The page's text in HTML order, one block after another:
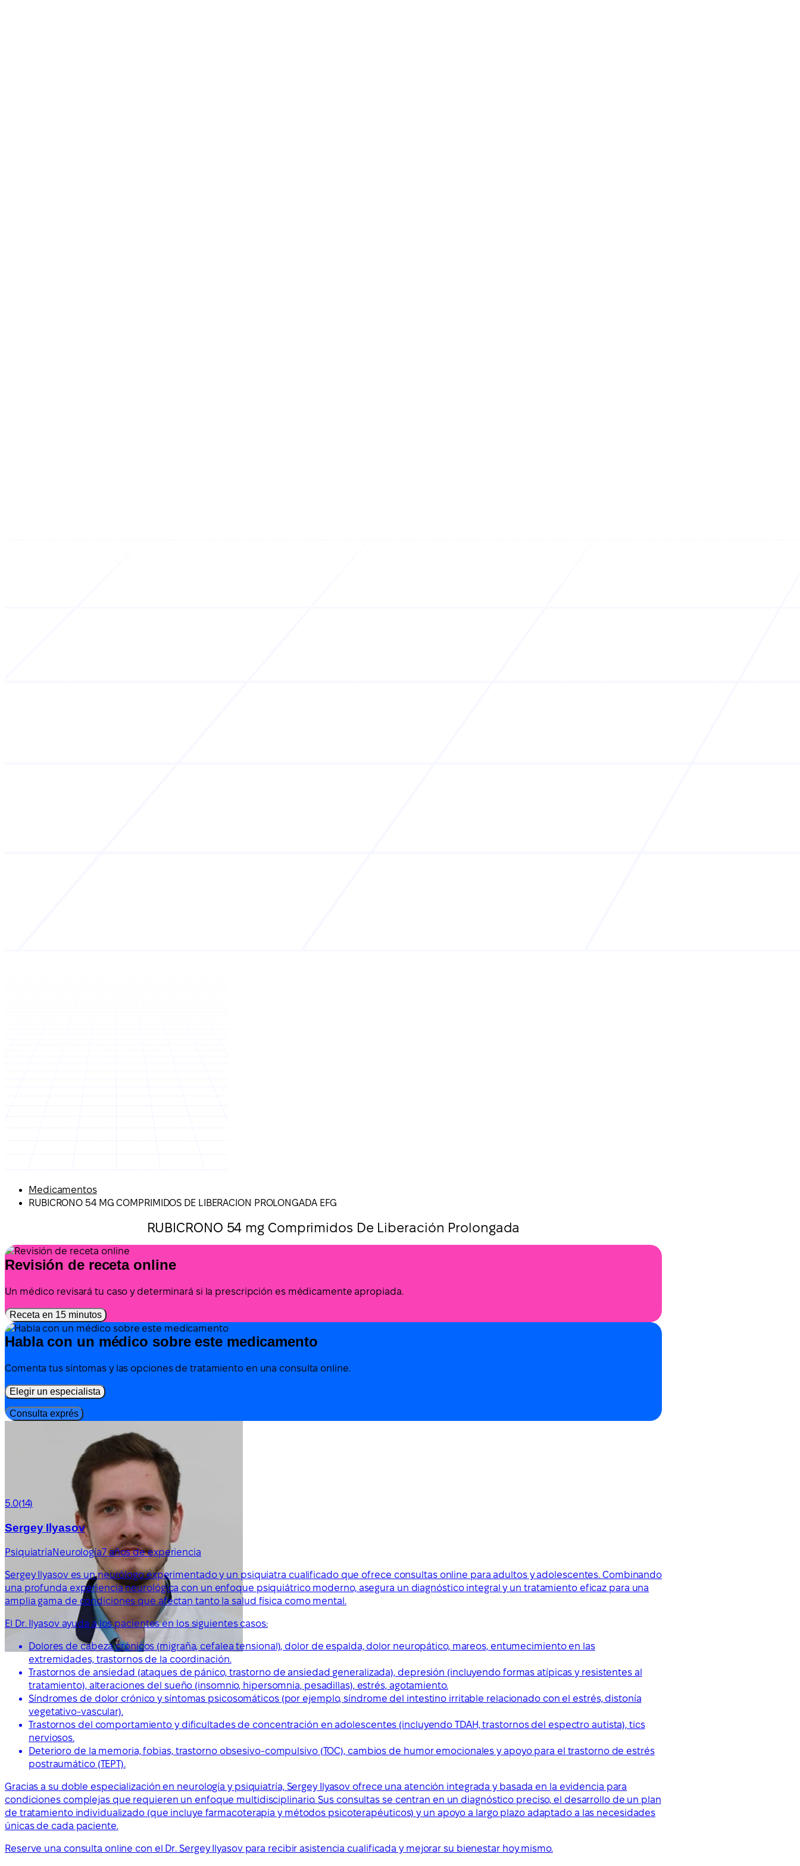
Medicamentos
RUBICRONO 54 MG COMPRIMIDOS DE LIBERACION PROLONGADA EFG
RUBICRONO 54 mg Comprimidos De Liberación Prolongada
Revisión de receta online
Un médico revisará tu caso y determinará si la prescripción es médicamente apropiada.
Receta en 15 minutos
Habla con un médico sobre este medicamento
Comenta tus síntomas y las opciones de tratamiento en una consulta online.
Elegir un especialista
Consulta exprés
5.0(14)
Sergey Ilyasov
PsiquiatríaNeurología7 años de experiencia
Sergey Ilyasov es un neurólogo experimentado y un psiquiatra cualificado que ofrece consultas online para adultos y adolescentes. Combinando
una profunda experiencia neurológica con un enfoque psiquiátrico moderno, asegura un diagnóstico integral y un tratamiento eficaz para una
amplia gama de condiciones que afectan tanto la salud física como mental.
El Dr. Ilyasov ayuda a los pacientes en los siguientes casos:
Dolores de cabeza crónicos (migraña, cefalea tensional), dolor de espalda, dolor neuropático, mareos, entumecimiento en las
extremidades, trastornos de la coordinación.
Trastornos de ansiedad (ataques de pánico, trastorno de ansiedad generalizada), depresión (incluyendo formas atípicas y resistentes al
tratamiento), alteraciones del sueño (insomnio, hipersomnia, pesadillas), estrés, agotamiento.
Síndromes de dolor crónico y síntomas psicosomáticos (por ejemplo, síndrome del intestino irritable relacionado con el estrés, distonía
vegetativo-vascular).
Trastornos del comportamiento y dificultades de concentración en adolescentes (incluyendo TDAH, trastornos del espectro autista), tics
nerviosos.
Deterioro de la memoria, fobias, trastorno obsesivo-compulsivo (TOC), cambios de humor emocionales y apoyo para el trastorno de estrés
postraumático (TEPT).
Gracias a su doble especialización en neurología y psiquiatría, Sergey Ilyasov ofrece una atención integrada y basada en la evidencia para
condiciones complejas que requieren un enfoque multidisciplinario. Sus consultas se centran en un diagnóstico preciso, el desarrollo de un plan
de tratamiento individualizado (que incluye farmacoterapia y métodos psicoterapéuticos) y un apoyo a largo plazo adaptado a las necesidades
únicas de cada paciente.
Reserve una consulta online con el Dr. Sergey Ilyasov para recibir asistencia cualificada y mejorar su bienestar hoy mismo.